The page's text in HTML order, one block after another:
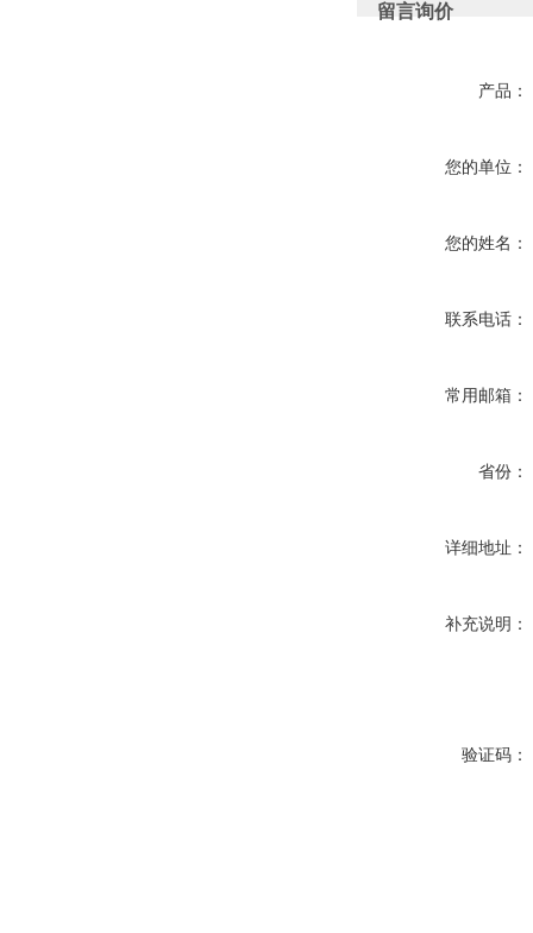
留言询价
产品：
您的单位：
您的姓名：
联系电话：
常用邮箱：
省份：
详细地址：
补充说明：
验证码：